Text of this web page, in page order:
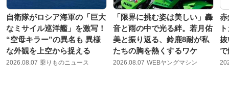
自衛隊がロシア海軍の「巨大
なミサイル巡洋艦」を激写！
“空母キラー”の異名も 異様
な外観を上空から捉える
2026.08.07 乗りものニュース
「限界に挑む姿は美しい」轟
音と雨の中で光る絆。若月佑
美と振り返る、鈴鹿8耐が私
たちの胸を熱くするワケ
2026.08.07 WEBヤングマシン
赤
抜
で